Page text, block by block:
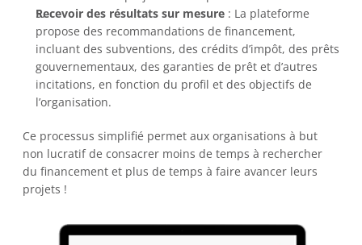
Recevoir des résultats sur mesure : La plateforme
propose des recommandations de financement,
incluant des subventions, des crédits d’impôt, des prêts
gouvernementaux, des garanties de prêt et d’autres
incitations, en fonction du profil et des objectifs de
l’organisation.
Ce processus simplifié permet aux organisations à but
non lucratif de consacrer moins de temps à rechercher
du financement et plus de temps à faire avancer leurs
projets !